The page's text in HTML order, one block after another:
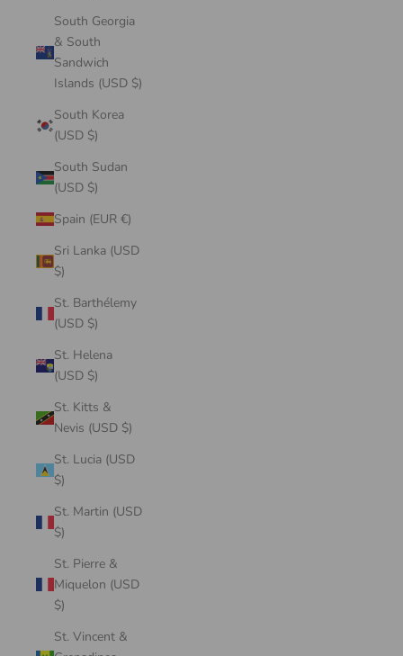
South Georgia
& South
Sandwich
Islands (USD $)
South Korea
(USD $)
South Sudan
(USD $)
Spain (EUR €)
Sri Lanka (USD
$)
St. Barthélemy
(USD $)
St. Helena
(USD $)
St. Kitts &
Nevis (USD $)
St. Lucia (USD
$)
St. Martin (USD
$)
St. Pierre &
Miquelon (USD
$)
St. Vincent &